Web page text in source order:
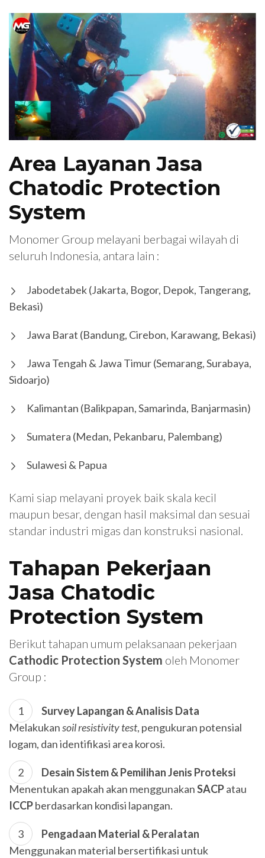
Area Layanan Jasa
Chatodic Protection
System
Monomer Group melayani berbagai wilayah di
seluruh Indonesia, antara lain :
Jabodetabek (Jakarta, Bogor, Depok, Tangerang,
Bekasi)
Jawa Barat (Bandung, Cirebon, Karawang, Bekasi)
Jawa Tengah & Jawa Timur (Semarang, Surabaya,
Sidoarjo)
Kalimantan (Balikpapan, Samarinda, Banjarmasin)
Sumatera (Medan, Pekanbaru, Palembang)
Sulawesi & Papua
Kami siap melayani proyek baik skala kecil
maupun besar, dengan hasil maksimal dan sesuai
standar industri migas dan konstruksi nasional.
Tahapan Pekerjaan
Jasa Chatodic
Protection System
Berikut tahapan umum pelaksanaan pekerjaan
Cathodic Protection System oleh Monomer
Group :
Survey Lapangan & Analisis Data
Melakukansoil resistivity test, pengukuran potensial
logam, dan identifikasi area korosi.
Desain Sistem & Pemilihan Jenis Proteksi
Menentukan apakah akan menggunakanSACPatau
ICCPberdasarkan kondisi lapangan.
Pengadaan Material & Peralatan
Menggunakan material bersertifikasi untuk